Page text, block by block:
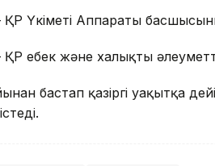
Үкіметі Аппараты
еңбек және халықты
бастап қазіргі уақытқа